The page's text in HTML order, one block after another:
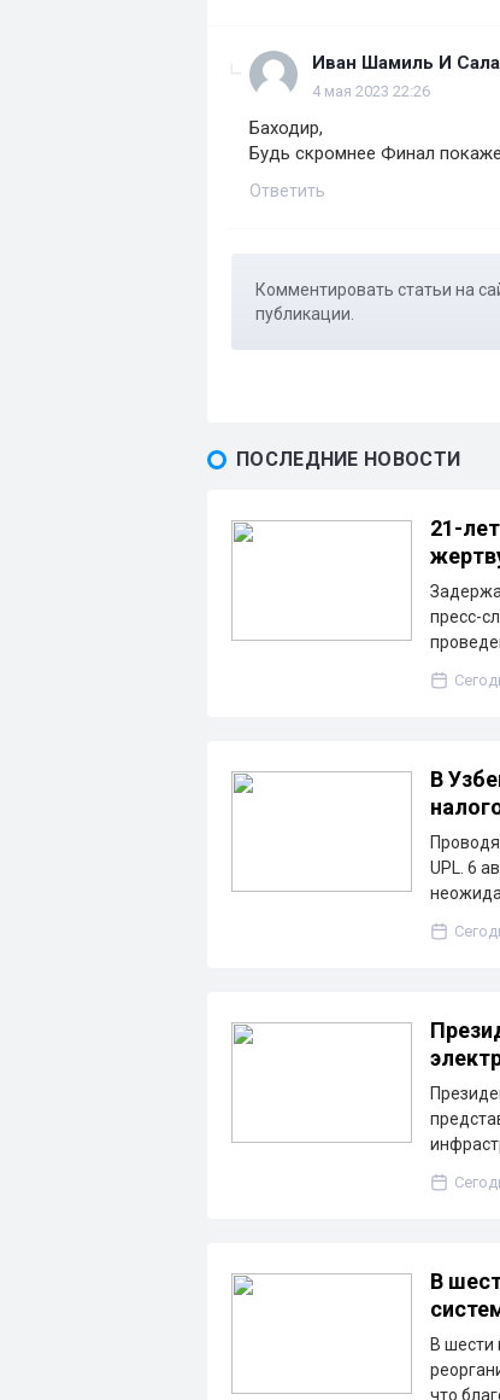
Иван Шамиль И
4 мая 2023 22:26
Баходир,
Будь скромнее Финал
Ответить
Комментировать статьи на
публикации.
ПОСЛЕДНИЕ НОВОСТИ
21-
пресс-
В
UPL. 6
В
В шести
что